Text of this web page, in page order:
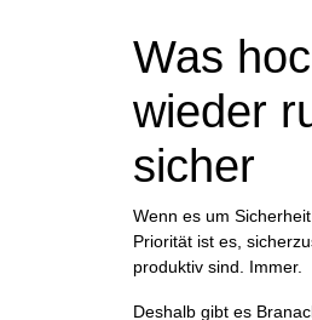
Was
wieder
sicher
Wenn es um
Priorität ist es,
produktiv sind. Immer.
Deshalb gibt es